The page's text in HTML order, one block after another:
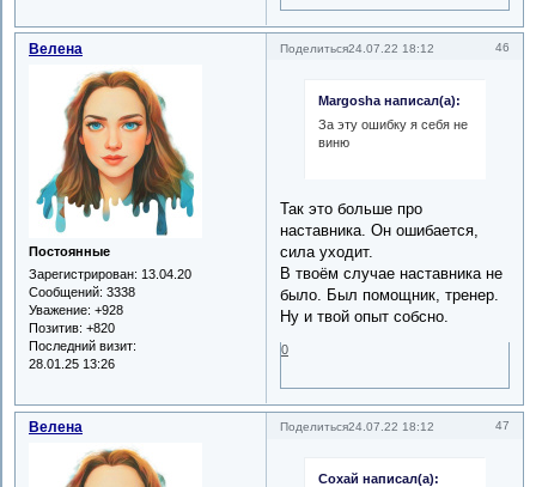
Поделиться 46
24.07.22 18:12
Велена
Постоянные
Зарегистрирован: 13.04.20
Сообщений: 3338
Уважение: +928
Позитив: +820
Последний визит:
28.01.25 13:26
Margosha написал(а):
За эту ошибку я себя не
виню
Так это больше про
наставника. Он ошибается,
сила уходит.
В твоём случае наставника не
было. Был помощник, тренер.
Ну и твой опыт собсно.
0
Поделиться 47
24.07.22 18:12
Велена
Сохай написал(а):